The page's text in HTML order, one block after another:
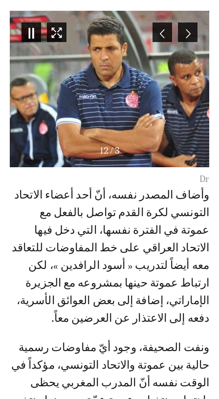
3
/
12
Dr
وأضاف المصدر نفسه، أنّ أحد أعضاء الاتحاد
التونسي لكرة القدم تواصل بالفعل مع
عموتة في الفترة نفسها، التي دخل فيها
الاتحاد العراقي على خط المفاوضات للتعاقد
معه أيضاً لتدريب « أسود الرافدين »، لكن
ارتباط عموتة حينها بمشروعه مع الجزيرة
الإماراتي، إضافة إلى بعض العوائق الأسرية،
دفعه إلى الاعتذار عن العرضين معاً.
ونفت الصحيفة، وجود أيّ مفاوضات رسمية
حالية بين عموتة والاتحاد التونسي، مؤكداً في
الوقت نفسه أنّ المدرب المغربي يحظى